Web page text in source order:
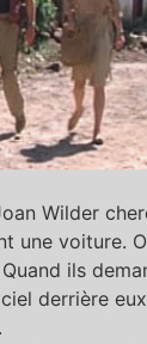
Wilder
une voiture.
ils
derrière